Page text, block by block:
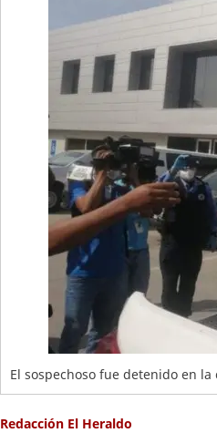
El sospechoso fue detenido en
Redacción El Heraldo